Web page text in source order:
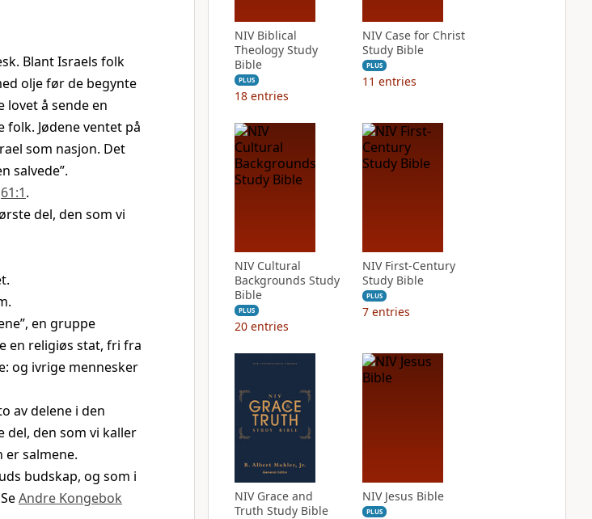
Blant Israels folk
olje før de begynte
lovet å sende en
folk. Jødene ventet på
som nasjon. Det
salvede”.
61:1.
del, den som vi
en gruppe
en religiøs stat, fri fra
og ivrige mennesker
av delene i den
del, den som vi kaller
er salmene.
budskap, og som i
Andre Kongebok
NIV Biblical
Theology Study
Bible
PLUS
18 entries
NIV Case for Christ
Study Bible
PLUS
11 entries
NIV Cultural
Backgrounds Study
Bible
PLUS
20 entries
NIV First-Century
Study Bible
PLUS
7 entries
NIV Grace and
Truth Study Bible
NIV Jesus Bible
PLUS